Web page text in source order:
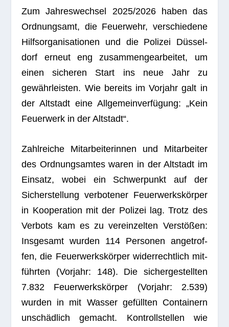
Zum Jah­res­wech­sel 2025/2026 haben das
Ord­nungs­amt, die Feu­er­wehr, ver­schie­dene
Hilfs­or­ga­ni­sa­tio­nen und die Poli­zei Düs­sel­
dorf erneut eng zusam­men­ge­ar­bei­tet, um
einen siche­ren Start ins neue Jahr zu
gewähr­leis­ten. Wie bereits im Vor­jahr galt in
der Alt­stadt eine All­ge­mein­ver­fü­gung: „Kein
Feu­er­werk in der Altstadt“.
Zahl­rei­che Mit­ar­bei­te­rin­nen und Mit­ar­bei­ter
des Ord­nungs­am­tes waren in der Alt­stadt im
Ein­satz, wobei ein Schwer­punkt auf der
Sicher­stel­lung ver­bo­te­ner Feu­er­werks­kör­per
in Koope­ra­tion mit der Poli­zei lag. Trotz des
Ver­bots kam es zu ver­ein­zel­ten Ver­stö­ßen:
Ins­ge­samt wur­den 114 Per­so­nen ange­trof­
fen, die Feu­er­werks­kör­per wider­recht­lich mit­
führ­ten (Vor­jahr: 148). Die sicher­ge­stell­ten
7.832 Feu­er­werks­kör­per (Vor­jahr: 2.539)
wur­den in mit Was­ser gefüll­ten Con­tai­nern
unschäd­lich gemacht. Kon­troll­stel­len wie